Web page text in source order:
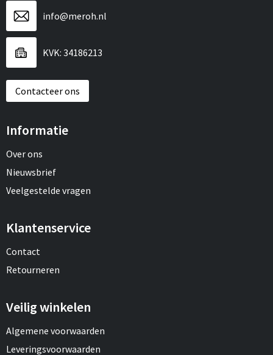
info@meroh.nl
KVK: 34186213
Contacteer ons
Informatie
Over ons
Nieuwsbrief
Veelgestelde vragen
Klantenservice
Contact
Retourneren
Veilig winkelen
Algemene voorwaarden
Leveringsvoorwaarden